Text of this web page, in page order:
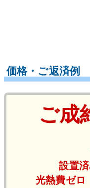
価格・ご返済例
ご成
設置
光熱費ゼロ